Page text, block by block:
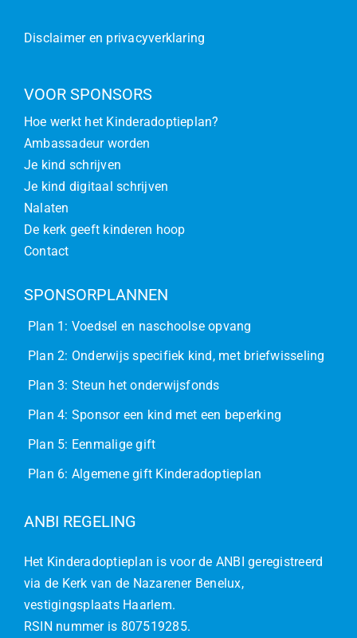
Disclaimer en privacyverklaring
VOOR SPONSORS
Hoe werkt het Kinderadoptieplan?
Ambassadeur worden
Je kind schrijven
Je kind digitaal schrijven
Nalaten
De kerk geeft kinderen hoop
Contact
SPONSORPLANNEN
Plan 1: Voedsel en naschoolse opvang
Plan 2: Onderwijs specifiek kind, met briefwisseling
Plan 3: Steun het onderwijsfonds
Plan 4: Sponsor een kind met een beperking
Plan 5: Eenmalige gift
Plan 6: Algemene gift Kinderadoptieplan
ANBI REGELING
Het Kinderadoptieplan is voor de ANBI geregistreerd
via de Kerk van de Nazarener Benelux,
vestigingsplaats Haarlem.
RSIN nummer is 807519285.